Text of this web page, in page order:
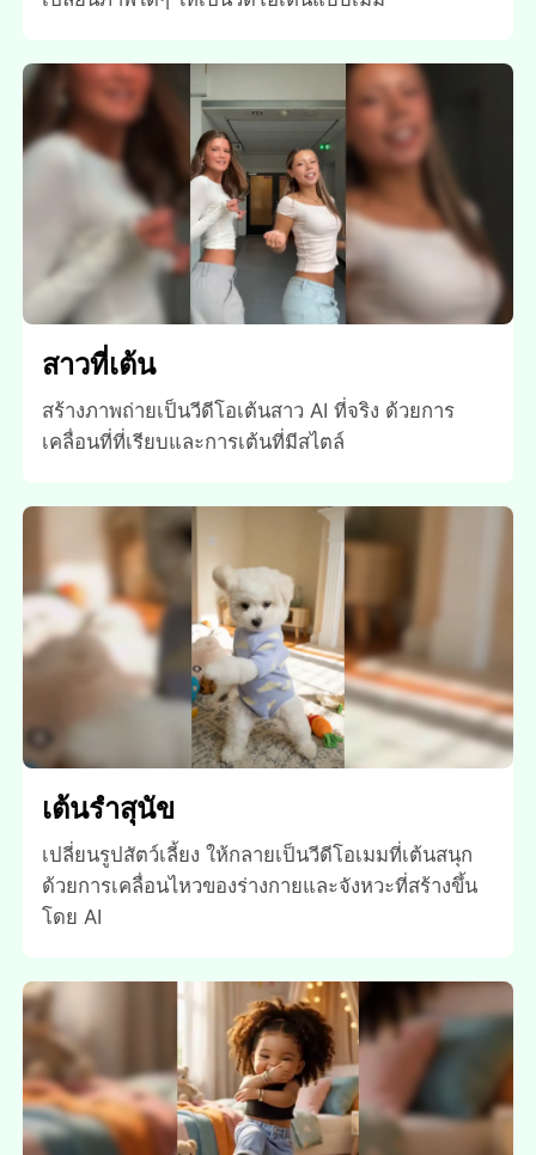
สาวที่เต้น
สร้างภาพถ่ายเป็นวีดีโอเต้นสาว AI ที่จริง ด้วยการ
เคลื่อนที่ที่เรียบและการเต้นที่มีสไตล์
เต้นรําสุนัข
เปลี่ยนรูปสัตว์เลี้ยง ให้กลายเป็นวีดีโอเมมที่เต้นสนุก
ด้วยการเคลื่อนไหวของร่างกายและจังหวะที่สร้างขึ้น
โดย AI